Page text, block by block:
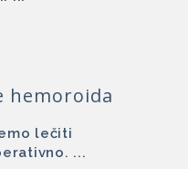
hemoroida
lečiti
...